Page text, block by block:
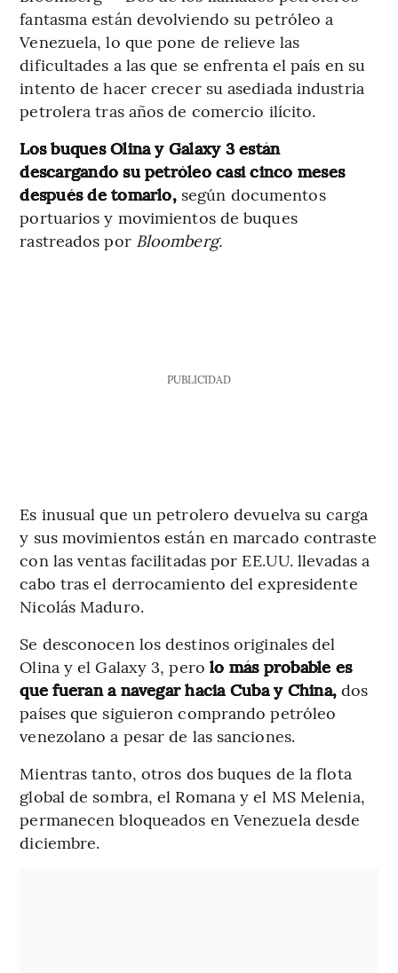
fantasma están devolviendo su petróleo a
Venezuela, lo que pone de relieve las
dificultades a las que se enfrenta el país en su
intento de hacer crecer su asediada industria
petrolera tras años de comercio ilícito.
Los buques Olina y Galaxy 3 están
descargando su petróleo casi cinco meses
después de tomarlo,según documentos
portuarios y movimientos de buques
rastreados por Bloomberg.
PUBLICIDAD
Es inusual que un petrolero devuelva su carga
y sus movimientos están en marcado contraste
con las ventas facilitadas por EE.UU. llevadas a
cabo tras el derrocamiento del expresidente
Nicolás Maduro.
Se desconocen los destinos originales del
Olina y el Galaxy 3, pero lo más probable es
que fueran a navegar hacia Cuba y China,dos
países que siguieron comprando petróleo
venezolano a pesar de las sanciones.
Mientras tanto, otros dos buques de la flota
global de sombra, el Romana y el MS Melenia,
permanecen bloqueados en Venezuela desde
diciembre.